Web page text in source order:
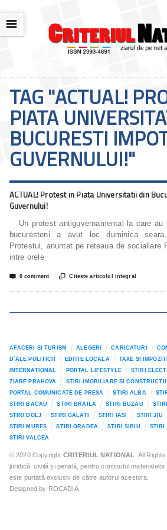
☰
TAG "ACTUAL!
PIATA
BUCURESTI
GUVERNULUI!"
ACTUAL! Protest in Piata Universitatii din
Guvernului!
Un protest antiguvernamental la care au
bucuresteni a avut loc duminica
Protestul, anuntat pe reteaua de socialiare
intre orele
 0 comment  Citeste articolul integral
AFACERI SI TURISM ALEGERI CARICATURI
D`ALE POLITICII
EDITIE LOCALA TAXE SI
INTERNATIONAL
PORTAL LIFESTYLE
STIRI
ZIARE PRAHOVA
STIRI IMOBILIARE SI CONSTRUCTII
PORTAL COMUNICATE DE PRESA
STIRI ALBA
STIRI BACAU
STIRI BRAILA STIRI BUZAU
STIRI DOLJ
STIRI GALATI STIRI IASI STIRI JIU
STIRI MURES
STIRI ORADEA STIRI SIBIU
STIRI
STIRI VALCEA
© 2020 Copyright CRITERIUL NATIONAL . All
juridică, civilă și penală, pentru conținutul
este purtată exclusiv de către autorul acestora.
Designed by ROCADIA